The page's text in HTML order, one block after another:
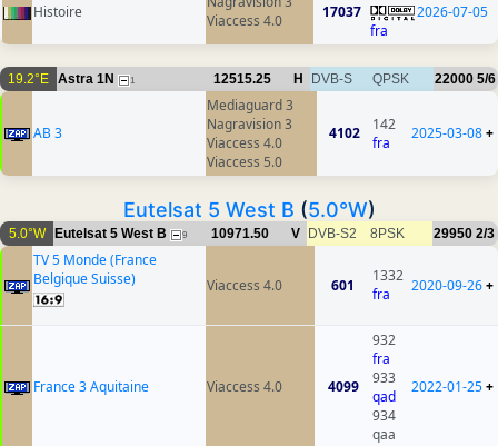
Histoire
Viaccess 4.0
17037
fra
2026-07-05
19.2°E Astra 1N 1 12515.25 H DVB-S QPSK 22000 5/6
AB 3
Mediaguard 3
Nagravision 3
Viaccess 4.0
Viaccess 5.0
4102
142
fra
2025-03-08+
Eutelsat 5 West B (5.0°W)
5.0°W Eutelsat 5 West B 9 10971.50 V DVB-S2 8PSK 29950 2/3
TV 5 Monde (France
Belgique Suisse)
Viaccess 4.0 601
1332
fra
2020-09-26+
France 3 Aquitaine Viaccess 4.0 4099
932
fra
933
qad
934
qaa
2022-01-25+